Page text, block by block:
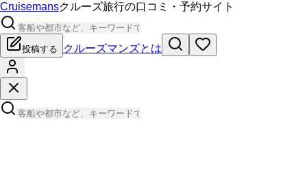
Cruisemansクルーズ旅行の口コミ・予約サイト
投稿する クルーズマンズとは